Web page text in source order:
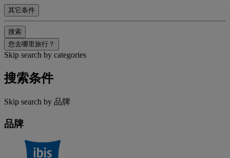
其它条件
搜索
您去哪里旅行？
Skip search by categories
搜索条件
Skip search by 品牌
品牌